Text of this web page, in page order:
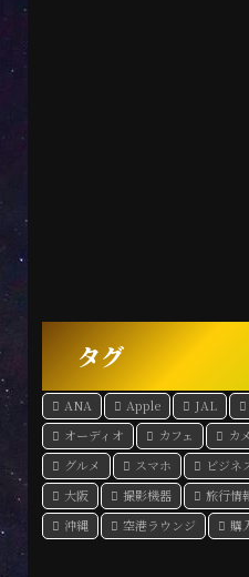
タグ
ANA Apple JAL
オーディオ
カフェ カ
グルメ
スマホ ビジネ
大阪
撮影機器 旅行情
沖縄
空港ラウンジ 購